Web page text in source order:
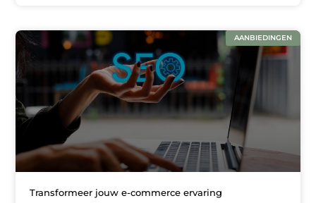
AANBIEDINGEN
Transformeer jouw e-commerce ervaring